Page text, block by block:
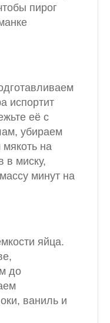
пирог
испортит
её с
убираем
на
в миску,
минут на
яйца.
до
ваниль и